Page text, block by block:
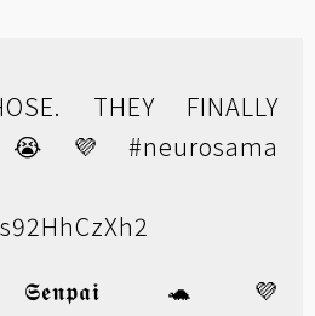
THEY FINALLY
#neurosama
🐢💜